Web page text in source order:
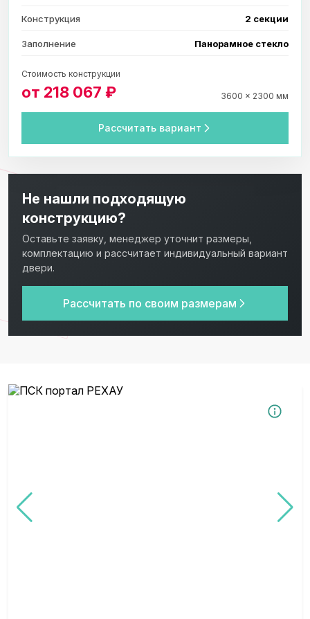
Конструкция 2 секции
Заполнение Панорамное стекло
Стоимость конструкции
от 218 067 ₽ 3600 × 2300 мм
Рассчитать вариант
Не нашли подходящую
конструкцию?
Оставьте заявку, менеджер уточнит размеры,
комплектацию и рассчитает индивидуальный вариант
двери.
Рассчитать по своим размерам